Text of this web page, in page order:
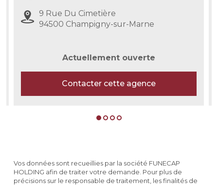
9 Rue Du Cimetière
94500 Champigny-sur-Marne
Actuellement ouverte
Contacter cette agence
Vos données sont recueillies par la société FUNECAP
HOLDING afin de traiter votre demande. Pour plus de
précisions sur le responsable de traitement, les finalités de